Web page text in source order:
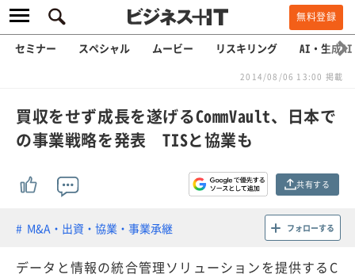
無料登録
セミナー スペシャル ムービー リスキリング AI・生成AI
2014/08/06 13:00 掲載
買収をせず成長を遂げるCommVault、日本で
の事業戦略を発表 TISと協業も
共有する
M&A・出資・協業・事業承継 フォローする
データと情報の統合管理ソリューションを提供するC